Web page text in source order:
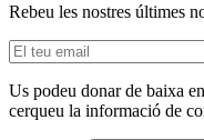
Rebeu les nostres últimes
Us podeu donar de baixa
cerqueu la informació de